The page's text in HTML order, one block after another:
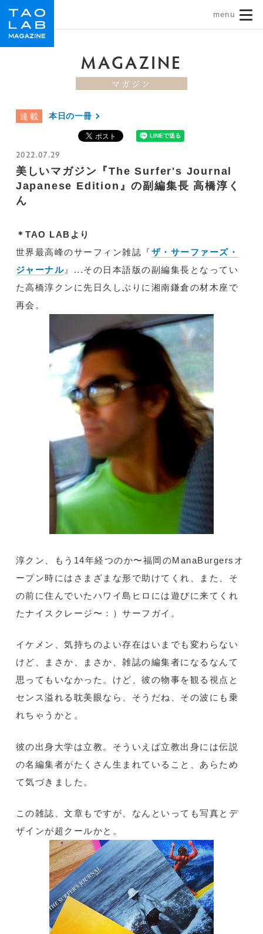
MAGAZINE
マガジン
連載 本日の一冊
2022.07.29
美しいマガジン『The Surfer's Journal
Japanese Edition』の副編集長 高橋淳く
ん
＊TAO LABより
世界最高峰のサーフィン雑誌『ザ・サーファーズ・
ジャーナル 』...その日本語版の副編集長となってい
た高橋淳クンに先日久しぶりに湘南鎌倉の材木座で
再会。
淳クン、もう14年経つのか〜福岡のManaBurgersオ
ープン時にはさまざまな形で助けてくれ、また、そ
の前に住んでいたハワイ島ヒロには遊びに来てくれ
たナイスクレージ〜：）サーフガイ。
イケメン、気持ちのよい存在はいまでも変わらない
けど、まさか、まさか、雑誌の編集者になるなんて
思ってもいなかった。けど、彼の物事を観る視点と
センス溢れる耽美眼なら、そうだね、その波にも乗
れちゃうかと。
彼の出身大学は立教。そういえば立教出身には伝説
の名編集者がたくさん生まれていること、あらため
て気づきました。
この雑誌、文章もですが、なんといっても写真とデ
ザインが超クールかと。